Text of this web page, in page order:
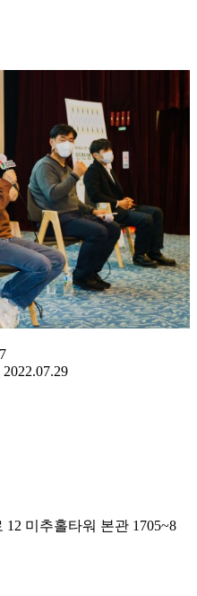
2022.07.29
미추홀타워 본관 1705~8